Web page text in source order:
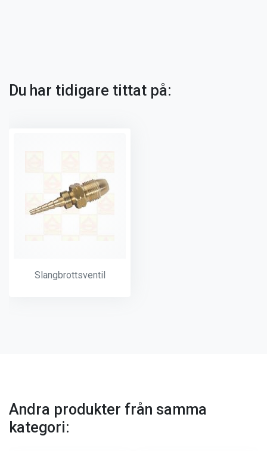
Du har tidigare tittat på:
Slangbrottsventil
Andra produkter från samma
kategori: